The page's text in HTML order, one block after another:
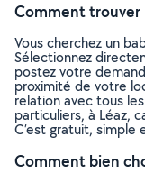
Comment trouver
Vous cherchez un
Sélectionnez
postez votre
proximité de votre
relation avec tous
particuliers, à Léaz,
C’est gratuit, simple
Comment bien